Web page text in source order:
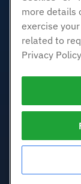
more details
exercise
related to
Privacy